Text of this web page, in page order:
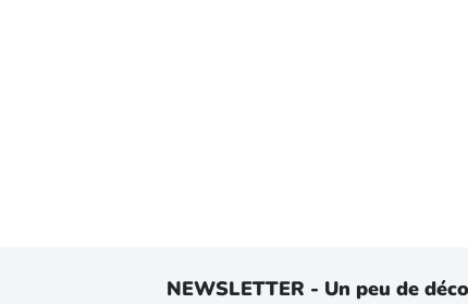
NEWSLETTER - Un peu de